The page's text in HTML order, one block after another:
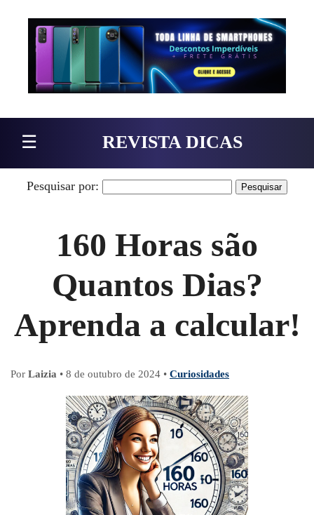
Pular para o conteúdo
☰ REVISTA DICAS
Pesquisar por:
160 Horas são
Quantos Dias?
Aprenda a calcular!
Por Laizia • 8 de outubro de 2024 • Curiosidades